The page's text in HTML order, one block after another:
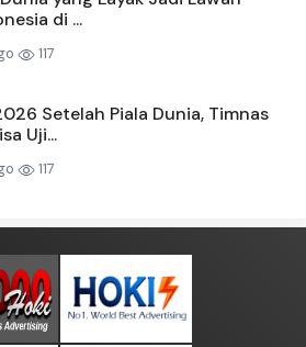
di ...
117
Setelah Piala Dunia, Timnas
Uji...
117